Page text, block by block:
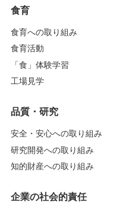
食育
食育への取り組み
食育活動
「食」体験学習
工場見学
品質・研究
安全・安心への取り組み
研究開発への取り組み
知的財産への取り組み
企業の社会的責任